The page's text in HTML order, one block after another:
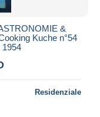
&
Kuche n°54
1954
Residenziale